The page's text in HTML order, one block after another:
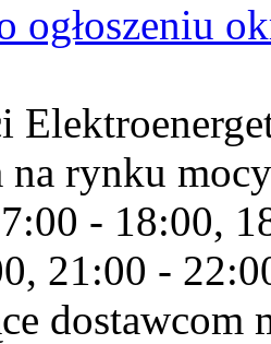
ogłoszeniu
na rynku
- 18:00,
21:00 -
dostawcom